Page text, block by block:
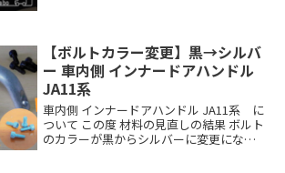
【ボルトカラー変更】黒→シルバ
ー 車内側 インナードアハンドル
JA11系
車内側 インナードアハンドル JA11系 に
ついて この度 材料の見直しの結果 ボルト
のカラーが黒からシルバーに変更になり